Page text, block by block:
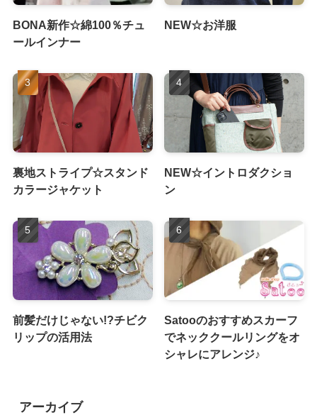
BONA新作☆綿100％チュ
ールインナー
NEW☆お洋服
裏地ストライプ☆スタンド
カラージャケット
NEW☆イントロダクショ
ン
前髪だけじゃない!?チビク
リップの活用法
Satooのおすすめスカーフ
でネッククールリングをオ
シャレにアレンジ♪
アーカイブ